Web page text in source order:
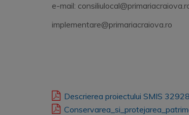
e-mail:
implementare@primariacraiova.ro
Descrierea proiectului SMIS